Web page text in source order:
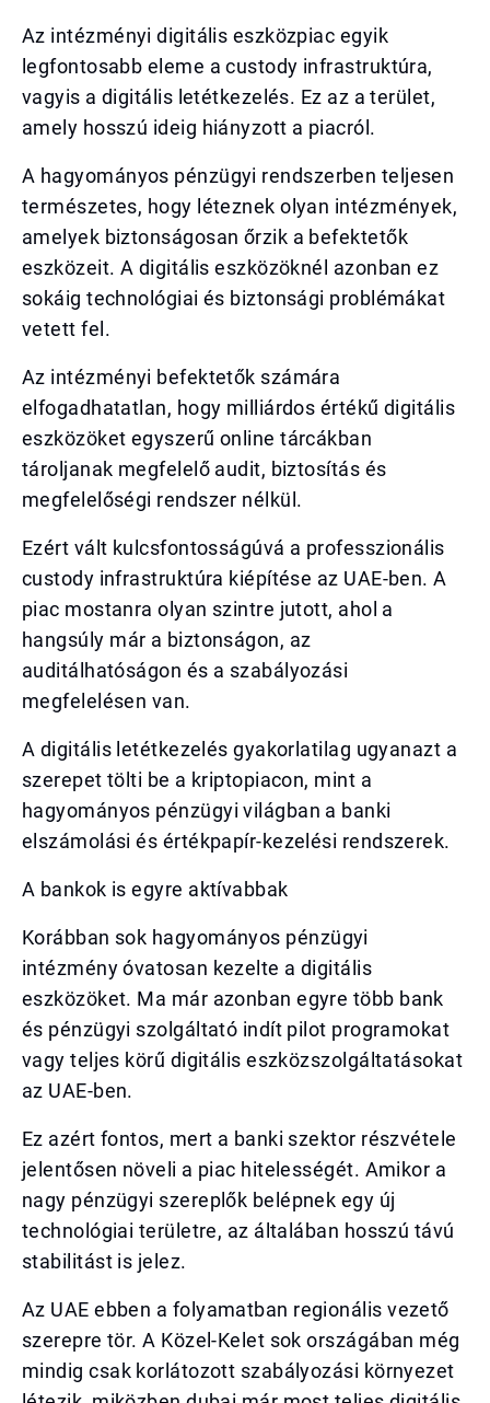
Az intézményi digitális eszközpiac egyik
legfontosabb eleme a custody infrastruktúra,
vagyis a digitális letétkezelés. Ez az a terület,
amely hosszú ideig hiányzott a piacról.
A hagyományos pénzügyi rendszerben teljesen
természetes, hogy léteznek olyan intézmények,
amelyek biztonságosan őrzik a befektetők
eszközeit. A digitális eszközöknél azonban ez
sokáig technológiai és biztonsági problémákat
vetett fel.
Az intézményi befektetők számára
elfogadhatatlan, hogy milliárdos értékű digitális
eszközöket egyszerű online tárcákban
tároljanak megfelelő audit, biztosítás és
megfelelőségi rendszer nélkül.
Ezért vált kulcsfontosságúvá a professzionális
custody infrastruktúra kiépítése az UAE-ben. A
piac mostanra olyan szintre jutott, ahol a
hangsúly már a biztonságon, az
auditálhatóságon és a szabályozási
megfelelésen van.
A digitális letétkezelés gyakorlatilag ugyanazt a
szerepet tölti be a kriptopiacon, mint a
hagyományos pénzügyi világban a banki
elszámolási és értékpapír-kezelési rendszerek.
A bankok is egyre aktívabbak
Korábban sok hagyományos pénzügyi
intézmény óvatosan kezelte a digitális
eszközöket. Ma már azonban egyre több bank
és pénzügyi szolgáltató indít pilot programokat
vagy teljes körű digitális eszközszolgáltatásokat
az UAE-ben.
Ez azért fontos, mert a banki szektor részvétele
jelentősen növeli a piac hitelességét. Amikor a
nagy pénzügyi szereplők belépnek egy új
technológiai területre, az általában hosszú távú
stabilitást is jelez.
Az UAE ebben a folyamatban regionális vezető
szerepre tör. A Közel-Kelet sok országában még
mindig csak korlátozott szabályozási környezet